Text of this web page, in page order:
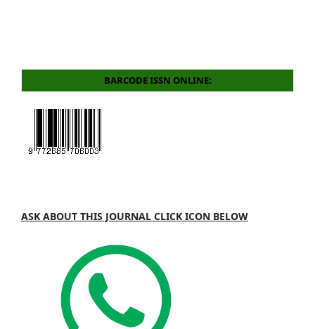
BARCODE ISSN ONLINE:
ASK ABOUT THIS JOURNAL CLICK ICON BELOW